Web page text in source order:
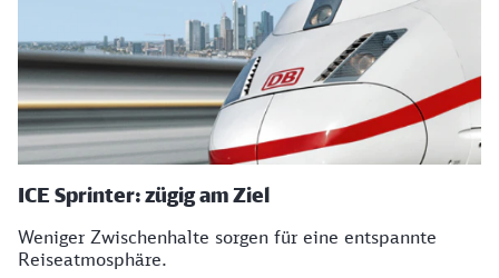
ICE Sprinter: zügig am Ziel
Weniger Zwischenhalte sorgen für eine entspannte
Reiseatmosphäre.